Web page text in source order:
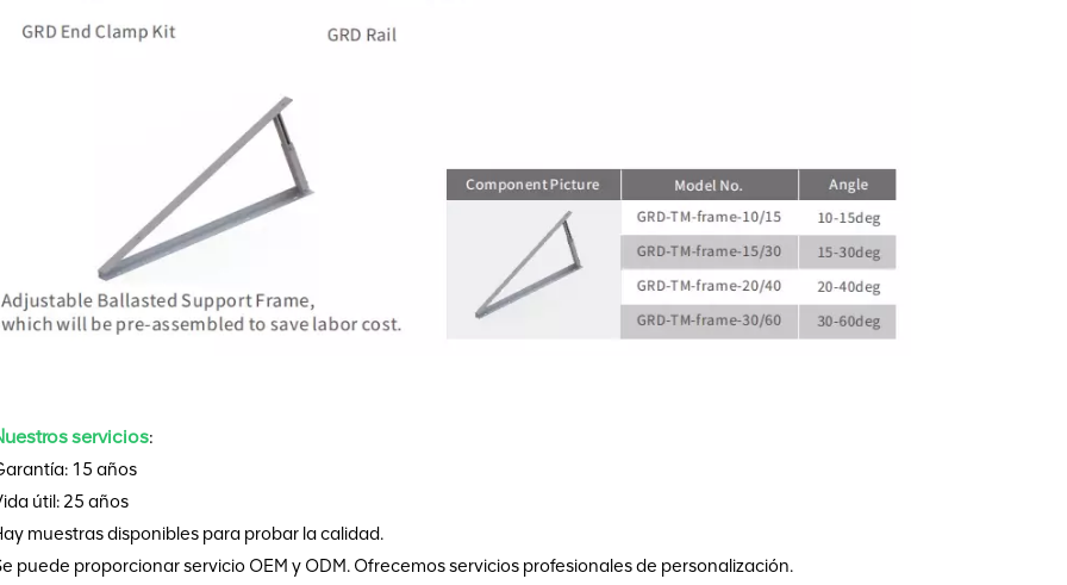
servicios:
15 años
útil: 25 años
muestras disponibles para probar la calidad.
puede proporcionar servicio OEM y ODM. Ofrecemos servicios profesionales de personalización.